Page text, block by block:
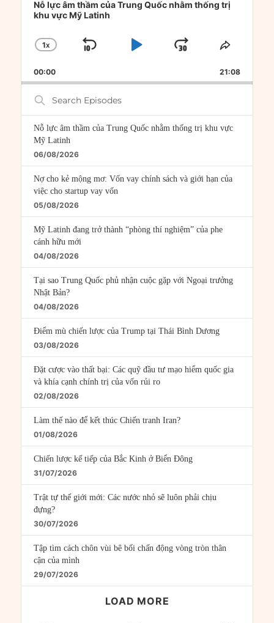
Player
Nỗ lực âm thầm của Trung Quốc nhằm thống trị
khu vực Mỹ Latinh
CHANGE
RATE
1X
SKIP
PLAYJUMP
FORWARD
SHARE
00:00 21:08
Search
Episodes
Nỗ lực âm thầm của Trung Quốc nhằm thống trị khu vực
Mỹ Latinh
06/08/2026
Nợ cho kẻ mộng mơ: Vốn vay chính sách và giới hạn của
việc cho startup vay vốn
05/08/2026
Mỹ Latinh đang trở thành “phòng thí nghiệm” của phe
cánh hữu mới
04/08/2026
Tại sao Trung Quốc phủ nhận cuộc gặp với Ngoại trưởng
Nhật Bản?
04/08/2026
Điểm mù chiến lược của Trump tại Thái Bình Dương
03/08/2026
Đặt cược vào thất bại: Các quỹ đầu tư mạo hiểm quốc gia
và khía cạnh chính trị của vốn rủi ro
02/08/2026
Làm thế nào để kết thúc Chiến tranh Iran?
01/08/2026
Chiến lược kế tiếp của Bắc Kinh ở Biển Đông
31/07/2026
Trật tự thế giới mới: Các nước nhỏ sẽ luôn phải chịu
đựng?
30/07/2026
Tập tìm cách chôn vùi bê bối chấn động vòng tròn thân
cận của mình
29/07/2026
LOAD MORE